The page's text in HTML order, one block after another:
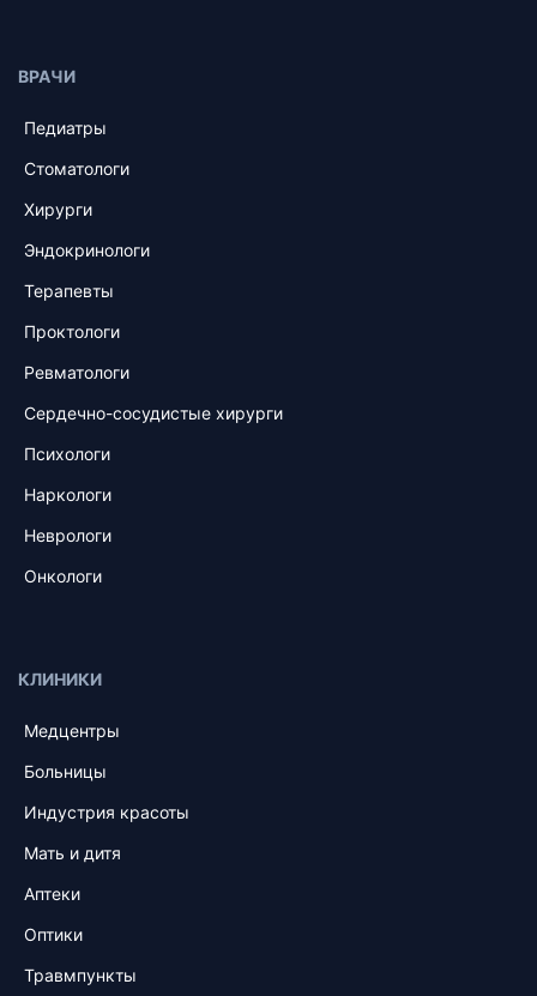
ВРАЧИ
Педиатры
Стоматологи
Хирурги
Эндокринологи
Терапевты
Проктологи
Ревматологи
Сердечно-сосудистые хирурги
Психологи
Наркологи
Неврологи
Онкологи
КЛИНИКИ
Медцентры
Больницы
Индустрия красоты
Мать и дитя
Аптеки
Оптики
Травмпункты